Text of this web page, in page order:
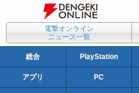
電撃オンライン
ニュース一覧
総合 PlayStation
アプリ PC